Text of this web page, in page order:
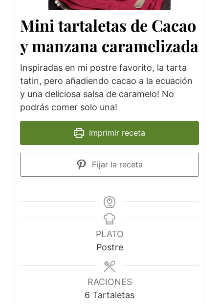
Mini tartaletas de Cacao
y manzana caramelizada
Inspiradas en mi postre favorito, la tarta
tatin, pero añadiendo cacao a la ecuación
y una deliciosa salsa de caramelo! No
podrás comer solo una!
Imprimir receta
Fijar la receta
PLATO
Postre
RACIONES
6 Tartaletas